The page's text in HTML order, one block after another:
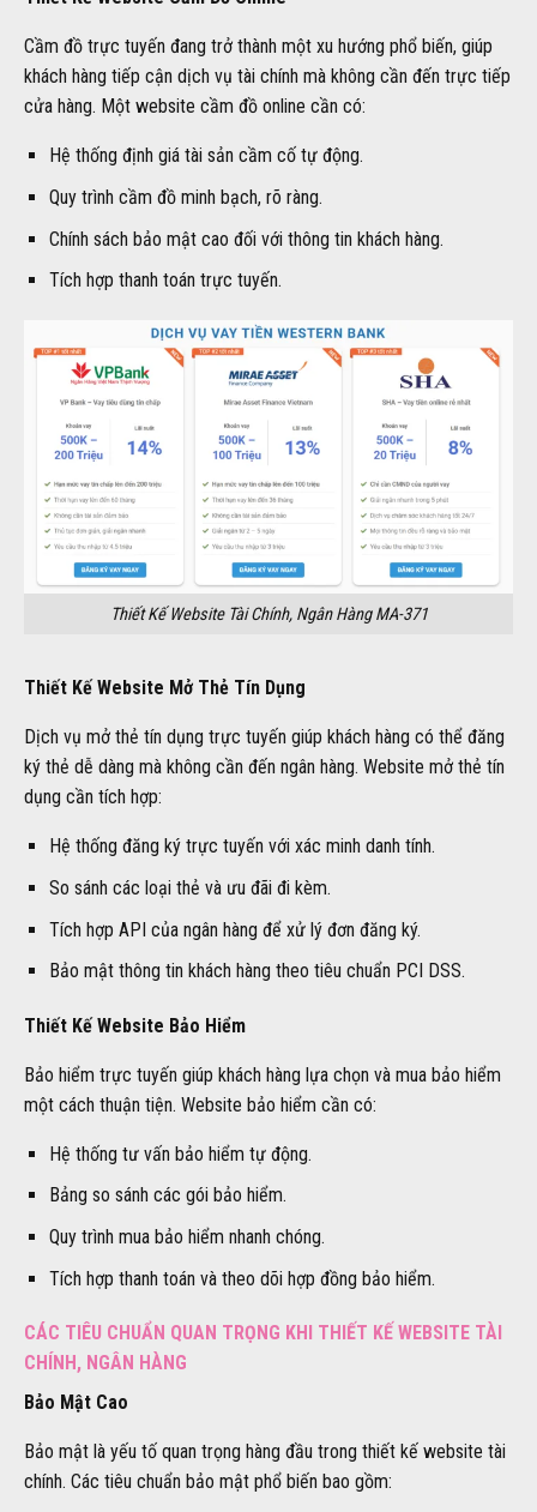
Cầm đồ trực tuyến đang trở thành một xu hướng phổ biến, giúp
khách hàng tiếp cận dịch vụ tài chính mà không cần đến trực tiếp
cửa hàng. Một website cầm đồ online cần có:
Hệ thống định giá tài sản cầm cố tự động.
Quy trình cầm đồ minh bạch, rõ ràng.
Chính sách bảo mật cao đối với thông tin khách hàng.
Tích hợp thanh toán trực tuyến.
Thiết Kế Website Tài Chính, Ngân Hàng MA-371
Thiết Kế Website Mở Thẻ Tín Dụng
Dịch vụ mở thẻ tín dụng trực tuyến giúp khách hàng có thể đăng
ký thẻ dễ dàng mà không cần đến ngân hàng. Website mở thẻ tín
dụng cần tích hợp:
Hệ thống đăng ký trực tuyến với xác minh danh tính.
So sánh các loại thẻ và ưu đãi đi kèm.
Tích hợp API của ngân hàng để xử lý đơn đăng ký.
Bảo mật thông tin khách hàng theo tiêu chuẩn PCI DSS.
Thiết Kế Website Bảo Hiểm
Bảo hiểm trực tuyến giúp khách hàng lựa chọn và mua bảo hiểm
một cách thuận tiện. Website bảo hiểm cần có:
Hệ thống tư vấn bảo hiểm tự động.
Bảng so sánh các gói bảo hiểm.
Quy trình mua bảo hiểm nhanh chóng.
Tích hợp thanh toán và theo dõi hợp đồng bảo hiểm.
CÁC TIÊU CHUẨN QUAN TRỌNG KHI THIẾT KẾ WEBSITE TÀI
CHÍNH, NGÂN HÀNG
Bảo Mật Cao
Bảo mật là yếu tố quan trọng hàng đầu trong thiết kế website tài
chính. Các tiêu chuẩn bảo mật phổ biến bao gồm: